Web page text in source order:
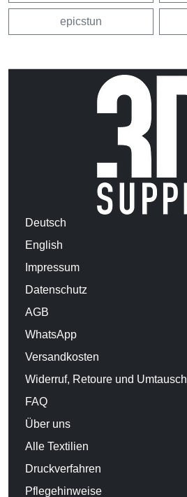
epicstun
Deutsch
English
Impressum
Datenschutz
AGB
WhatsApp
Versandkosten
Widerruf, Retoure und Umtausch
FAQ
Über uns
Alle Textilien
Druckverfahren
Pflegehinweise